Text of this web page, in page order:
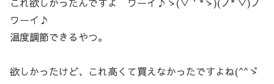
ワーイ♪
温度調節できるやつ。
欲しかったけど、これ高くて買えなかったですよね(^^ゞ